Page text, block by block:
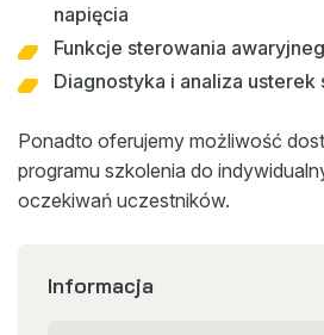
napięcia
Funkcje sterowania
Diagnostyka i analiza
Ponadto oferujemy możliwość
programu szkolenia do
oczekiwań uczestników.
Informacja